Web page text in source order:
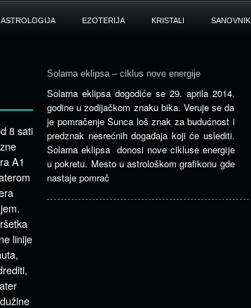
ASTROLOGIJA EZOTERIJA KRISTALI SANOVNIK
Solarna eklipsa – ciklus nove energije
Solarna eklipsa dogodiće se 29. aprila 2014.
godine u zodijačkom znaku bika. Veruje se da
je pomračenje Sunca loš znak za budućnost i
predznak nesrećnih događaja koji će uslediti.
Solarna eklipsa donosi nove cikluse energije
u pokretu. Mesto u astrološkom grafikonu gde
nastaje pomrač
8 sati
A1
linije